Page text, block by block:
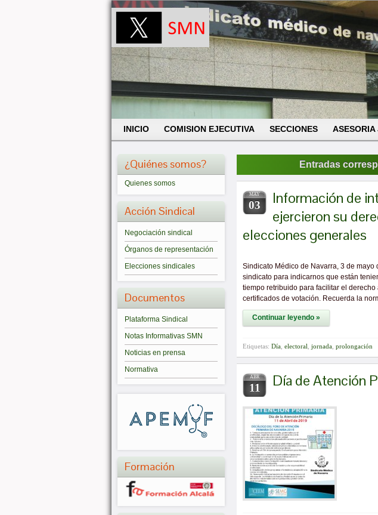
INICIO COMISION EJECUTIVA SECCIONES
¿Quiénes somos?
Quienes somos
Acción Sindical
Negociación sindical
Órganos de representación
Elecciones sindicales
Documentos
Plataforma Sindical
Notas Informativas SMN
Noticias en prensa
Normativa
Formación
Entradas
MAY
03
Información de
ejercieron su
elecciones generales
Sindicato Médico de Navarra, 3 de
sindicato para indicarnos que están
tiempo retribuido para facilitar el
certificados de votación. Recuerda la
Continuar leyendo »
Etiquetas: Día electoral jornada prolongación
ABR
11 Día de Atención